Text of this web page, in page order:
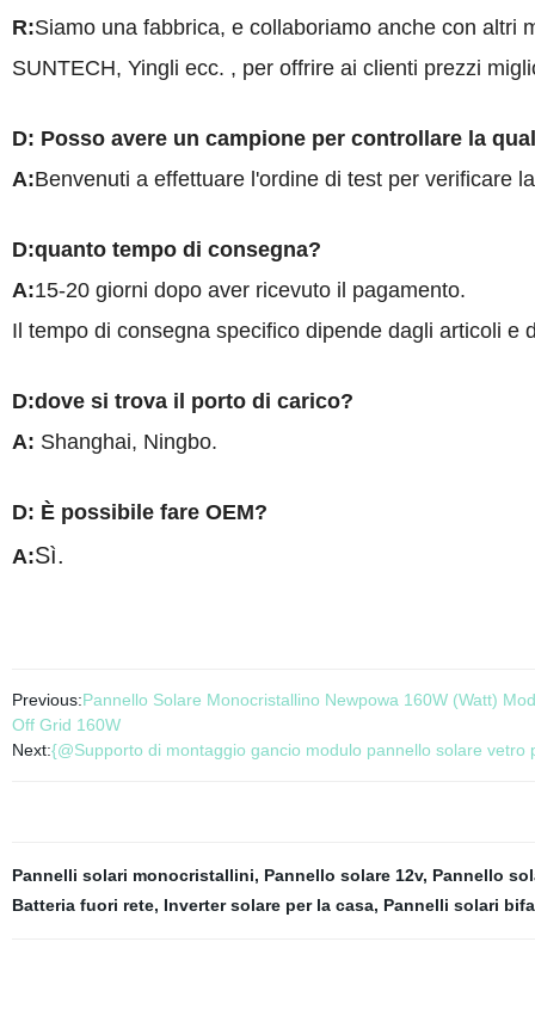
R:Siamo una fabbrica, e collaboriamo anche con altri
SUNTECH, Yingli ecc. , per offrire ai clienti prezzi
D: Possoavere un campione per controllare la
A:Benvenuti a effettuare l'ordine di test per verificare
D:quanto tempo di consegna?
A:15-20 giorni dopo aver ricevuto il pagamento.
Il tempo di consegna specifico dipende dagli articoli e
D:dove si trova il porto di carico?
A: Shanghai, Ningbo.
D: È possibile fare OEM?
A:Sì.
Previous:Pannello Solare Monocristallino Newpowa 160W (Watt)
Off Grid 160W
Next:{@Supporto di montaggio gancio modulo pannello solare vetro
Pannelli solari monocristallini, Pannello solare 12v, Pannello
Batteria fuori rete, Inverter solare per la casa, Pannelli solari